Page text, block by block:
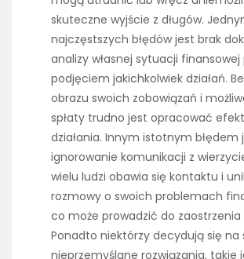
skuteczne wyjście z długów.
najczęstszych błędów jest brak
analizy własnej sytuacji finansowej
podjęciem jakichkolwiek działań.
obrazu swoich zobowiązań i
spłaty trudno jest opracować
działania. Innym istotnym błędem
ignorowanie komunikacji z
wielu ludzi obawia się kontaktu i
rozmowy o swoich problemach
co może prowadzić do zaostrzenia
Ponadto niektórzy decydują się na
nieprzemyślane rozwiązania, takie